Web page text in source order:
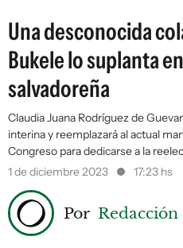
Una desconocida
Bukele lo suplanta
salvadoreña
Claudia Juana Rodríguez de
interina y reemplazará al actual
Congreso para dedicarse a la
1 de diciembre 2023
17:23 hs
Por Redacción